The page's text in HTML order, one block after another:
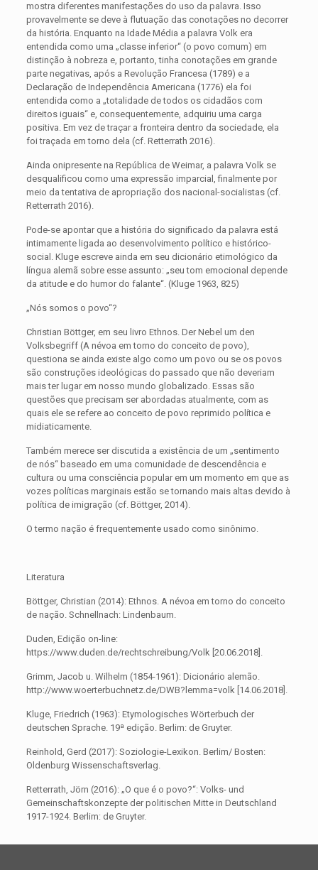
mostra diferentes manifestações do uso da palavra. Isso
provavelmente se deve à flutuação das conotações no decorrer
da história. Enquanto na Idade Média a palavra Volk era
entendida como uma „classe inferior“ (o povo comum) em
distinção à nobreza e, portanto, tinha conotações em grande
parte negativas, após a Revolução Francesa (1789) e a
Declaração de Independência Americana (1776) ela foi
entendida como a „totalidade de todos os cidadãos com
direitos iguais“ e, consequentemente, adquiriu uma carga
positiva. Em vez de traçar a fronteira dentro da sociedade, ela
foi traçada em torno dela (cf. Retterrath 2016).
Ainda onipresente na República de Weimar, a palavra Volk se
desqualificou como uma expressão imparcial, finalmente por
meio da tentativa de apropriação dos nacional-socialistas (cf.
Retterrath 2016).
Pode-se apontar que a história do significado da palavra está
intimamente ligada ao desenvolvimento político e histórico-
social. Kluge escreve ainda em seu dicionário etimológico da
língua alemã sobre esse assunto: „seu tom emocional depende
da atitude e do humor do falante“. (Kluge 1963, 825)
„Nós somos o povo“?
Christian Böttger, em seu livro Ethnos. Der Nebel um den
Volksbegriff (A névoa em torno do conceito de povo),
questiona se ainda existe algo como um povo ou se os povos
são construções ideológicas do passado que não deveriam
mais ter lugar em nosso mundo globalizado. Essas são
questões que precisam ser abordadas atualmente, com as
quais ele se refere ao conceito de povo reprimido política e
midiaticamente.
Também merece ser discutida a existência de um „sentimento
de nós“ baseado em uma comunidade de descendência e
cultura ou uma consciência popular em um momento em que as
vozes políticas marginais estão se tornando mais altas devido à
política de imigração (cf. Böttger, 2014).
O termo nação é frequentemente usado como sinônimo.
Literatura
Böttger, Christian (2014): Ethnos. A névoa em torno do conceito
de nação. Schnellnach: Lindenbaum.
Duden, Edição on-line:
https://www.duden.de/rechtschreibung/Volk [20.06.2018].
Grimm, Jacob u. Wilhelm (1854-1961): Dicionário alemão.
http://www.woerterbuchnetz.de/DWB?lemma=volk [14.06.2018].
Kluge, Friedrich (1963): Etymologisches Wörterbuch der
deutschen Sprache. 19ª edição. Berlim: de Gruyter.
Reinhold, Gerd (2017): Soziologie-Lexikon. Berlim/ Bosten:
Oldenburg Wissenschaftsverlag.
Retterrath, Jörn (2016): „O que é o povo?“: Volks- und
Gemeinschaftskonzepte der politischen Mitte in Deutschland
1917-1924. Berlim: de Gruyter.